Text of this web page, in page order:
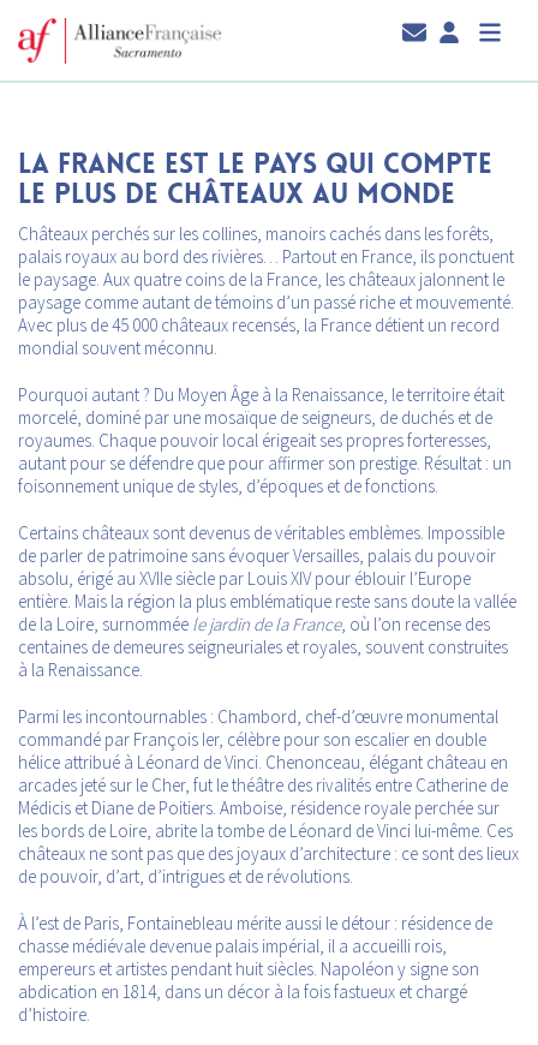
LA FRANCE EST LE PAYS QUI COMPTE
LE PLUS DE CHÂTEAUX AU MONDE
Châteaux perchés sur les collines, manoirs cachés dans les forêts,
palais royaux au bord des rivières… Partout en France, ils ponctuent
le paysage. Aux quatre coins de la France, les châteaux jalonnent le
paysage comme autant de témoins d’un passé riche et mouvementé.
Avec plus de 45 000 châteaux recensés, la France détient un record
mondial souvent méconnu.
Pourquoi autant ? Du Moyen Âge à la Renaissance, le territoire était
morcelé, dominé par une mosaïque de seigneurs, de duchés et de
royaumes. Chaque pouvoir local érigeait ses propres forteresses,
autant pour se défendre que pour affirmer son prestige. Résultat : un
foisonnement unique de styles, d’époques et de fonctions.
Certains châteaux sont devenus de véritables emblèmes. Impossible
de parler de patrimoine sans évoquer Versailles, palais du pouvoir
absolu, érigé au XVIIe siècle par Louis XIV pour éblouir l’Europe
entière. Mais la région la plus emblématique reste sans doute la vallée
de la Loire, surnommée le jardin de la France, où l’on recense des
centaines de demeures seigneuriales et royales, souvent construites
à la Renaissance.
Parmi les incontournables : Chambord, chef-d’œuvre monumental
commandé par François Ier, célèbre pour son escalier en double
hélice attribué à Léonard de Vinci. Chenonceau, élégant château en
arcades jeté sur le Cher, fut le théâtre des rivalités entre Catherine de
Médicis et Diane de Poitiers. Amboise, résidence royale perchée sur
les bords de Loire, abrite la tombe de Léonard de Vinci lui-même. Ces
châteaux ne sont pas que des joyaux d’architecture : ce sont des lieux
de pouvoir, d’art, d’intrigues et de révolutions.
À l’est de Paris, Fontainebleau mérite aussi le détour : résidence de
chasse médiévale devenue palais impérial, il a accueilli rois,
empereurs et artistes pendant huit siècles. Napoléon y signe son
abdication en 1814, dans un décor à la fois fastueux et chargé
d’histoire.